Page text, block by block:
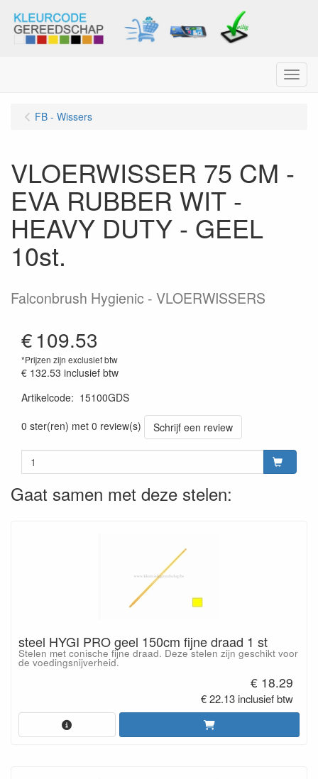
Menu
FB - Wissers
VLOERWISSER 75 CM -
EVA RUBBER WIT -
HEAVY DUTY - GEEL
10st.
Falconbrush Hygienic - VLOERWISSERS
€109.53
*Prijzen zijn exclusief btw
€ 132.53 inclusief btw
Artikelcode: 15100GDS
0 ster(ren) met 0 review(s)
Schrijf een review
Gaat samen met deze stelen:
steel HYGI PRO geel 150cm fijne draad 1 st
Stelen met conische fijne draad. Deze stelen zijn geschikt voor
de voedingsnijverheid.
€ 18.29
€ 22.13 inclusief btw